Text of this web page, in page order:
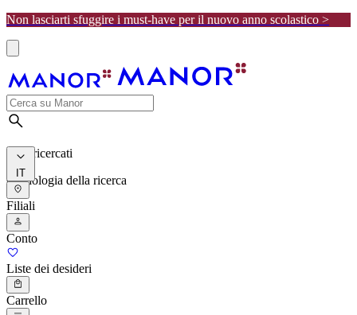
Non lasciarti sfuggire i must-have per il nuovo anno scolastico >
I più ricercati
Cronologia della ricerca
IT
Filiali
Conto
Liste dei desideri
Carrello